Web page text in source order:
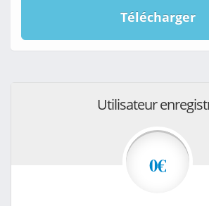
Télécharger
Utilisateur
0€